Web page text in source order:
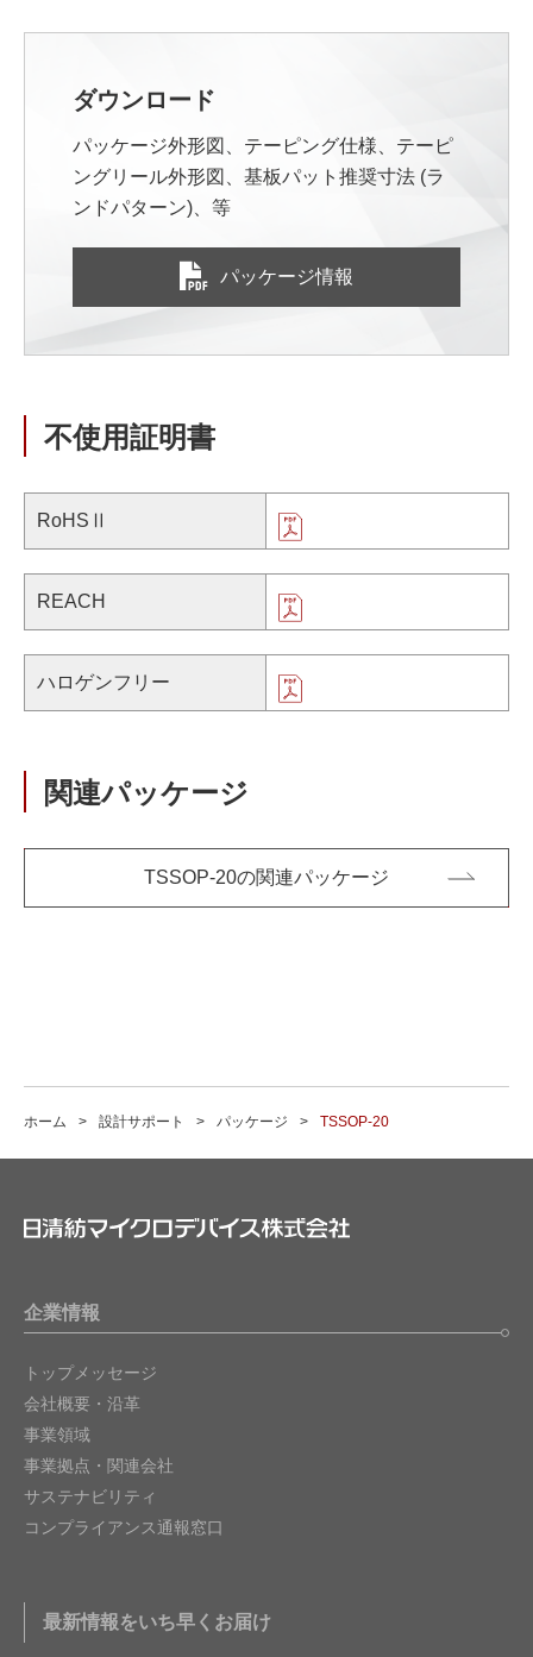
ダウンロード
パッケージ外形図、テーピング仕様、テーピ
ングリール外形図、基板パット推奨寸法 (ラ
ンドパターン)、等
パッケージ情報
不使用証明書
RoHSⅡ
REACH
ハロゲンフリー
関連パッケージ
TSSOP-20の関連パッケージ
ホーム 設計サポート パッケージ TSSOP-20
企業情報
トップメッセージ
会社概要・沿革
事業領域
事業拠点・関連会社
サステナビリティ
コンプライアンス通報窓口
最新情報をいち早くお届け